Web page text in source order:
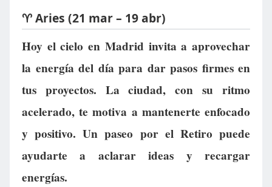
♈ Aries (21 mar – 19 abr)
Hoy el cielo en Madrid invita a aprovechar
la energía del día para dar pasos firmes en
tus proyectos. La ciudad, con su ritmo
acelerado, te motiva a mantenerte enfocado
y positivo. Un paseo por el Retiro puede
ayudarte a aclarar ideas y recargar
energías.